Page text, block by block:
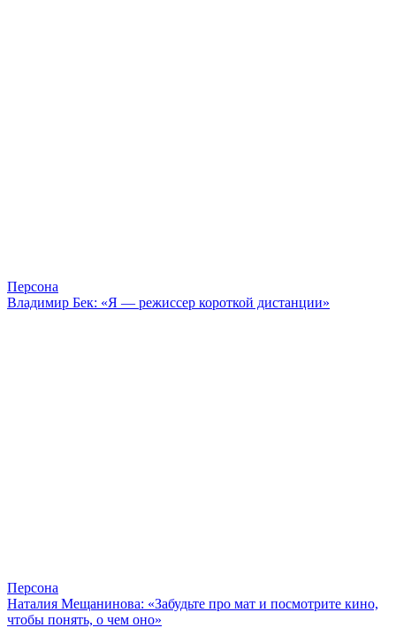
Персона
Владимир Бек: «Я — режиссер короткой дистанции»
Персона
Наталия Мещанинова: «Забудьте про мат и посмотрите кино,
чтобы понять, о чем оно»